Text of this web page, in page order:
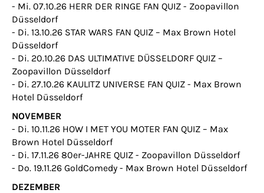
- Mi. 07.10.26 HERR DER RINGE FAN QUIZ - Zoopavillon
Düsseldorf
- Di. 13.10.26 STAR WARS FAN QUIZ – Max Brown Hotel
Düsseldorf
- Di. 20.10.26 DAS ULTIMATIVE DÜSSELDORF QUIZ –
Zoopavillon Düsseldorf
- Di. 27.10.26 KAULITZ UNIVERSE FAN QUIZ - Max Brown
Hotel Düsseldorf
NOVEMBER
- Di. 10.11.26 HOW I MET YOU MOTER FAN QUIZ – Max
Brown Hotel Düsseldorf
- Di. 17.11.26 80er-JAHRE QUIZ - Zoopavillon Düsseldorf
- Do. 19.11.26 GoldComedy - Max Brown Hotel Düsseldorf
DEZEMBER